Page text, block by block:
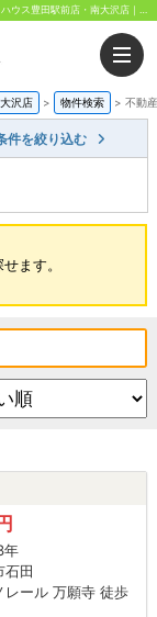
沢店 > 物件検索 > 不動
件を絞り込む
ます。
年
石田
レール 万願寺 徒歩